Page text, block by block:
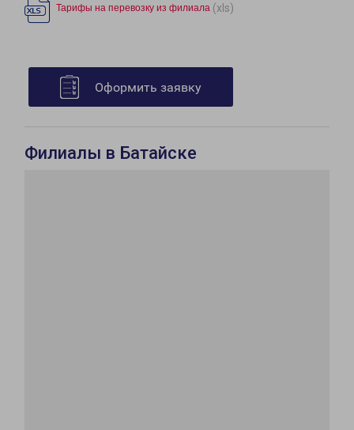
Тарифы на перевозку из филиала (xls)
Оформить заявку
Филиалы в Батайске